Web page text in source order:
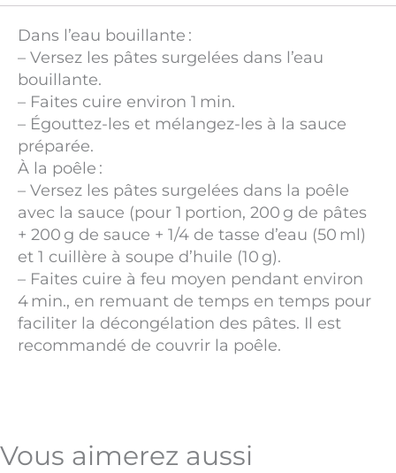
Dans l’eau bouillante :
– Versez les pâtes surgelées dans l’eau
bouillante.
– Faites cuire environ 1 min.
– Égouttez-les et mélangez-les à la sauce
préparée.
À la poêle :
– Versez les pâtes surgelées dans la poêle
avec la sauce (pour 1 portion, 200 g de pâtes
+ 200 g de sauce + 1/4 de tasse d’eau (50 ml)
et 1 cuillère à soupe d’huile (10 g).
– Faites cuire à feu moyen pendant environ
4 min., en remuant de temps en temps pour
faciliter la décongélation des pâtes. Il est
recommandé de couvrir la poêle.
Vous aimerez aussi